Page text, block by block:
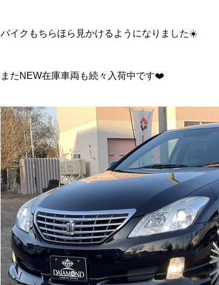
バイクもちらほら見かけるようになりました☀️
またNEW在庫車両も続々入荷中です❤️